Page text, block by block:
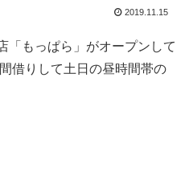
2019.11.15
「もっぱら」がオープンして
借りして土日の昼時間帯の